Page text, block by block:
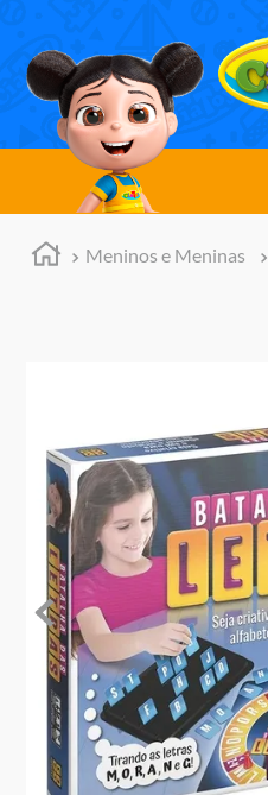
Meninos e Meninas
TERMOS MAIS BUSCADOS
meninos
marvel legends
barbie
pokemon
jogos
rainbow high